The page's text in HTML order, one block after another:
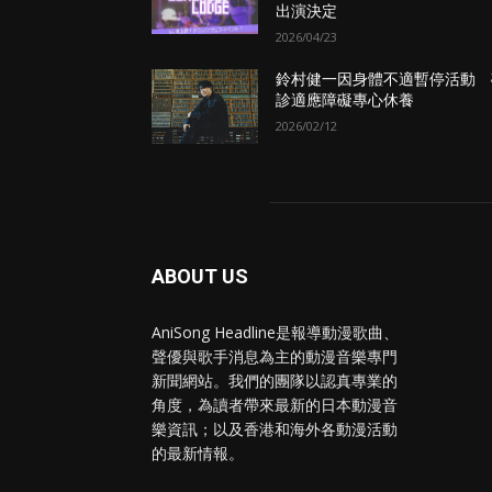
出演決定
2026/04/23
鈴村健一因身體不適暫停活動
診適應障礙專心休養
2026/02/12
ABOUT US
AniSong Headline是報導動漫歌曲、
聲優與歌手消息為主的動漫音樂專門
新聞網站。我們的團隊以認真專業的
角度，為讀者帶來最新的日本動漫音
樂資訊；以及香港和海外各動漫活動
的最新情報。